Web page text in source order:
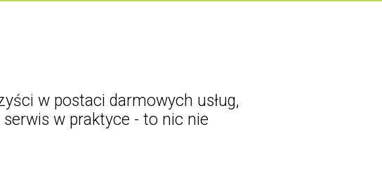
w postaci darmowych usług,
serwis w praktyce - to nic nie